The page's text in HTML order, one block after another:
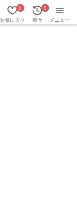
お気に入り
0
履歴
0
メニュー